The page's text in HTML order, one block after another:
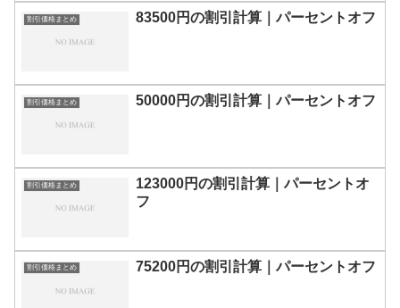
割引価格まとめ 83500円の割引計算｜パーセントオフ
割引価格まとめ 50000円の割引計算｜パーセントオフ
割引価格まとめ
123000円の割引計算｜パーセントオ
フ
割引価格まとめ 75200円の割引計算｜パーセントオフ